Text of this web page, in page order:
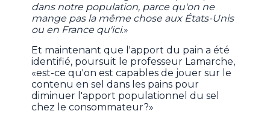
dans notre population, parce qu'on ne
mange pas la même chose aux États-Unis
ou en France qu'ici.»
Et maintenant que l'apport du pain a été
identifié, poursuit le professeur Lamarche,
«est-ce qu'on est capables de jouer sur le
contenu en sel dans les pains pour
diminuer l'apport populationnel du sel
chez le consommateur?»